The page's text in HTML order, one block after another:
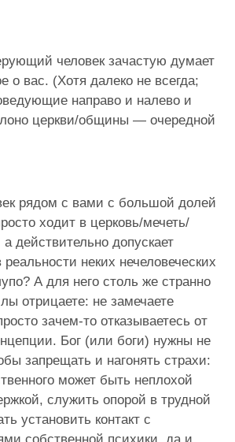
человек зачастую думает
о вас. (Хотя далеко не всегда;
направо и налево и
церкви/общины — очередной
рядом с вами с большой долей
ходит в церковь/мечеть/
действительно допускает
неких нечеловеческих
А для него столь же странно
отрицаете: не замечаете
зачем-то отказываетесь от
Бог (или боги) нужны не
запрещать и нагонять страхи:
может быть неплохой
служить опорой в трудной
установить контакт с
собственной психики, да и